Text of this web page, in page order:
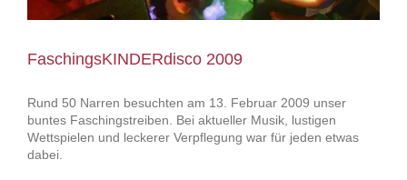
FaschingsKINDERdisco 2009
Rund 50 Narren besuchten am 13. Februar 2009 unser
buntes Faschingstreiben. Bei aktueller Musik, lustigen
Wettspielen und leckerer Verpflegung war für jeden etwas
dabei.